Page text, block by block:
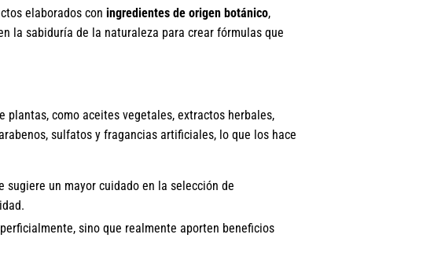
elaborados con ingredientes de origen botánico,
la sabiduría de la naturaleza para crear fórmulas que
como aceites vegetales, extractos herbales,
sulfatos y fragancias artificiales, lo que los hace
sugiere un mayor cuidado en la selección de
sino que realmente aporten beneficios